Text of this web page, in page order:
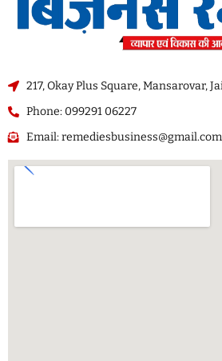
217, Okay Plus Square, Mansarovar,
Phone: 099291 06227
Email: remediesbusiness@gmail.com